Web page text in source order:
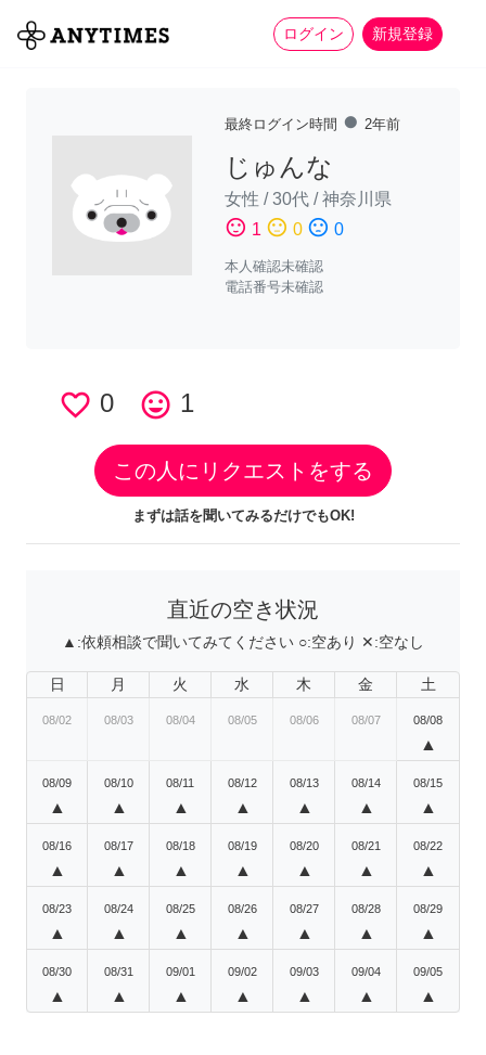
ログイン 新規登録
全て 家事 more_horiz
最終ログイン時間 fiber_manual_record 2年前
じゅんな
女性 /30代 /神奈川県
sentiment_satisfied 1 sentiment_neutral 0 sentiment_dissatisfied 0
本人確認未確認
電話番号未確認
favorite_border 0 tag_faces 1
この人にリクエストをする
まずは話を聞いてみるだけでもOK!
直近の空き状況
▲:依頼相談で聞いてみてください ○:空あり ✕:空なし
日 月 火 水 木 金 土
08/02 08/03 08/04 08/05 08/06 08/07 08/08
▲
08/09
▲
08/10
▲
08/11
▲
08/12
▲
08/13
▲
08/14
▲
08/15
▲
08/16
▲
08/17
▲
08/18
▲
08/19
▲
08/20
▲
08/21
▲
08/22
▲
08/23
▲
08/24
▲
08/25
▲
08/26
▲
08/27
▲
08/28
▲
08/29
▲
08/30
▲
08/31
▲
09/01
▲
09/02
▲
09/03
▲
09/04
▲
09/05
▲